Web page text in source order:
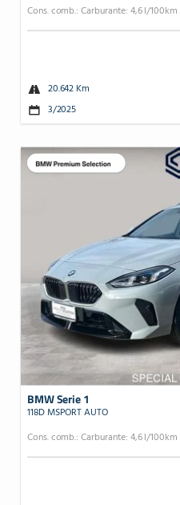
Cons. comb.: Carburante: 4,6 l/100km
20.642 Km
3/2025
BMW Serie 1
118D MSPORT AUTO
Cons. comb.: Carburante: 4,6 l/100km